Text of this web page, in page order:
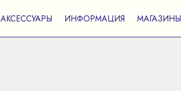
АКСЕССУАРЫ ИНФОРМАЦИЯ МАГАЗИНЫ